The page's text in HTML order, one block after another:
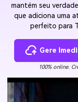
mantém seu
que adiciona uma
perfeito para
Gere
100% online.